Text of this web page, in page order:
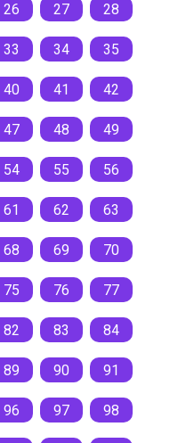
26 27 28
33 34 35
40 41 42
47 48 49
54 55 56
61 62 63
68 69 70
75 76 77
82 83 84
89 90 91
96 97 98